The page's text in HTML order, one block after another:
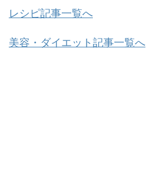
レシピ記事一覧へ
美容・ダイエット記事一覧へ